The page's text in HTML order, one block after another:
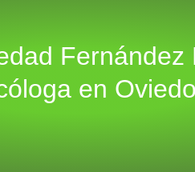
Fernández
en Oviedo